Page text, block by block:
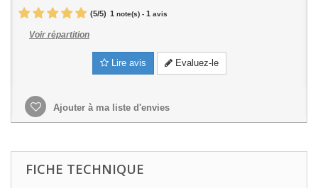
(5/5) 1 note(s) - 1 avis
Voir répartition
Lire avis Evaluez-le
Ajouter à ma liste d'envies
FICHE TECHNIQUE